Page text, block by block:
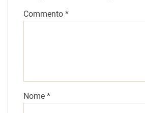
Commento *
Nome *